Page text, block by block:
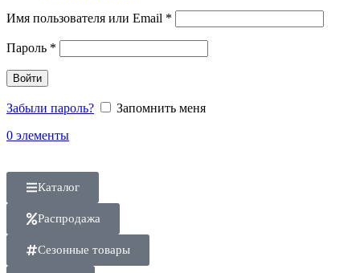
Имя пользователя или Email *
Пароль *
Войти
Забыли пароль?
Запомнить меня
0 элементы
Каталог
Распродажа
Сезонные товары